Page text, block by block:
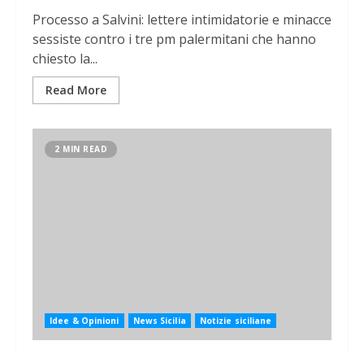
Processo a Salvini: lettere intimidatorie e minacce
sessiste contro i tre pm palermitani che hanno
chiesto la...
Read More
2 MIN READ
Idee & Opinioni News Sicilia Notizie siciliane